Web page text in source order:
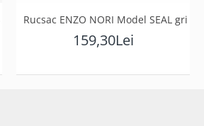
Rucsac ENZO NORI Model SEAL gri
159,30Lei